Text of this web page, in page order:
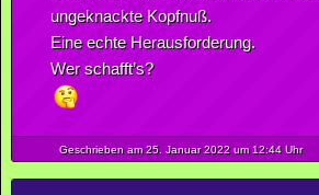
ungeknackte Kopfnuß.
Eine echte Herausforderung.
Wer schafft’s?
Geschrieben am 25. Januar2022um 12:44 Uhr